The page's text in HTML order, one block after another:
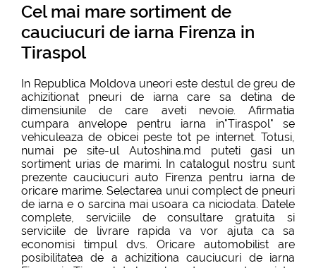
Cel mai mare sortiment de
cauciucuri de iarna Firenza in
Tiraspol
In Republica Moldova uneori este destul de greu de
achizitionat pneuri de iarna care sa detina de
dimensiunile de care aveti nevoie. Afirmatia
cumpara anvelope pentru iarna in"Tiraspol" se
vehiculeaza de obicei peste tot pe internet. Totusi,
numai pe site-ul Autoshina.md puteti gasi un
sortiment urias de marimi. In catalogul nostru sunt
prezente cauciucuri auto Firenza pentru iarna de
oricare marime. Selectarea unui complect de pneuri
de iarna e o sarcina mai usoara ca niciodata. Datele
complete, serviciile de consultare gratuita si
serviciile de livrare rapida va vor ajuta ca sa
economisi timpul dvs. Oricare automobilist are
posibilitatea de a achizitiona cauciucuri de iarna